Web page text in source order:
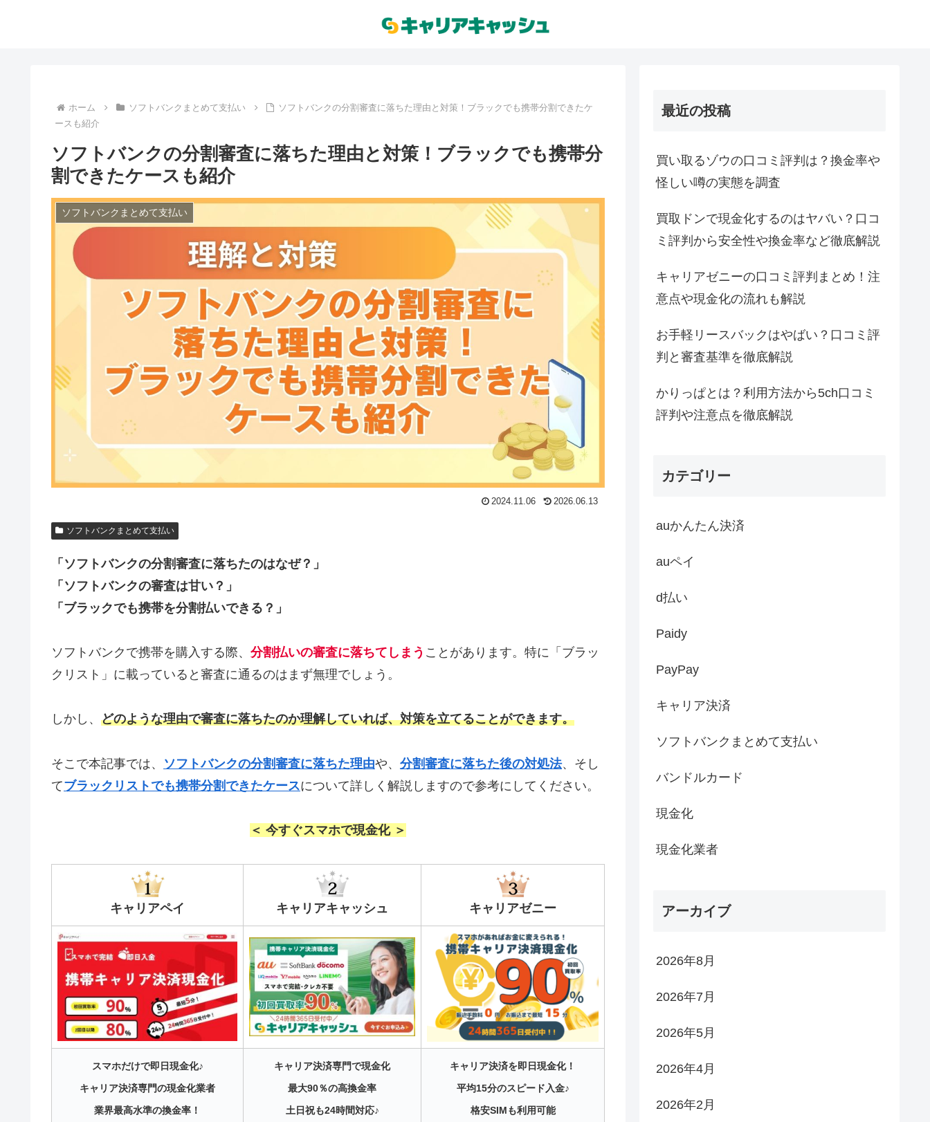
ホーム ソフトバンクまとめて支払い
ソフトバンクの分割審査に落ちた理由と対策！ブラックでも携帯分割できたケ
ースも紹介
ソフトバンクの分割審査に落ちた理由と対策！ブラックでも携帯分
割できたケースも紹介
ソフトバンクまとめて支払い
2024.11.06 2026.06.13
ソフトバンクまとめて支払い
「ソフトバンクの分割審査に落ちたのはなぜ？」
「ソフトバンクの審査は甘い？」
「ブラックでも携帯を分割払いできる？」
ソフトバンクで携帯を購入する際、 分割払いの審査に落ちてしまう ことがあります。特に「ブラッ
クリスト」に載っていると審査に通るのはまず無理でしょう。
しかし、 どのような理由で審査に落ちたのか理解していれば、対策を立てることができます。
そこで本記事では、 ソフトバンクの分割審査に落ちた理由や、 分割審査に落ちた後の対処法、そし
てブラックリストでも携帯分割できたケースについて詳しく解説しますので参考にしてください。
＜ 今すぐスマホで現金化 ＞
キャリアペイ キャリアキャッシュ キャリアゼニー
スマホだけで即日現金化♪
キャリア決済専門の現金化業者
業界最高水準の換金率！
キャリア決済専門で現金化
最大90％の高換金率
土日祝も24時間対応♪
キャリア決済を即日現金化！
平均15分のスピード入金♪
格安SIMも利用可能
最近の投稿
買い取るゾウの口コミ評判は？換金率や
怪しい噂の実態を調査
買取ドンで現金化するのはヤバい？口コ
ミ評判から安全性や換金率など徹底解説
キャリアゼニーの口コミ評判まとめ！注
意点や現金化の流れも解説
お手軽リースバックはやばい？口コミ評
判と審査基準を徹底解説
かりっぱとは？利用方法から5ch口コミ
評判や注意点を徹底解説
カテゴリー
auかんたん決済
auペイ
d払い
Paidy
PayPay
キャリア決済
ソフトバンクまとめて支払い
バンドルカード
現金化
現金化業者
アーカイブ
2026年8月
2026年7月
2026年5月
2026年4月
2026年2月